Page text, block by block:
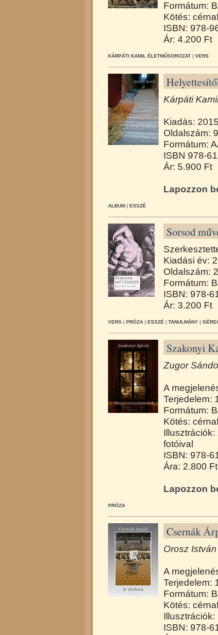
Formátum:
Kötés:
ISBN: 978-
Ár: 4.200 Ft
KÁRPÁTI KAMIL ÉLETMŰSOROZAT | VERS
Kárpáti
Kiadás:
Oldalszám:
Formátum:
ISBN 978-
Ár: 5.900 Ft
Lapozzon
ALBUM | ESSZÉ
Sorsod
Kiadási év:
Oldalszám:
Formátum:
ISBN: 978-
Ár: 3.200 Ft
VERS | PRÓZA | ESSZÉ | TANULMÁNY |
Szakonyi
Zugor
A
Terjedelem:
Formátum:
Kötés:
fotóival
ISBN: 978-
Ára: 2.800 Ft
Lapozzon
PRÓZA
Csernák
Orosz
A
Terjedelem:
Formátum:
Kötés:
ISBN: 978-